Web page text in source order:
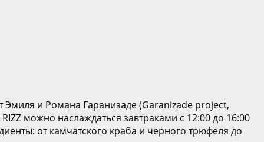
и Романа Гаранизаде (Garanizade project,
можно наслаждаться завтраками с 12:00 до 16:00
от камчатского краба и черного трюфеля до